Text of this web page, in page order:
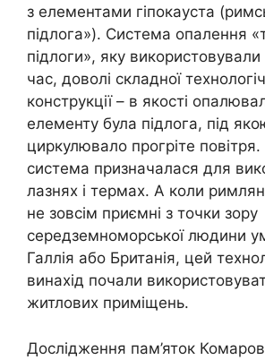
з елементами гіпокауста
підлога»). Система опалення
підлоги», яку
час, доволі складної
конструкції – в якості
елементу була підлога, під
циркулювало прогріте
система призначалася для
лазнях і термах. А коли
не зовсім приємні з точки зору
середземноморської людини
Галлія або Британія, цей
винахід почали
житлових приміщень.
Дослідження пам’яток